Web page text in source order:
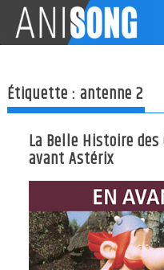
content
Étiquette :antenne 2
La Belle Histoire des
avant Astérix